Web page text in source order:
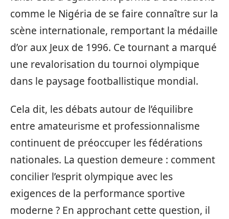
comme le Nigéria de se faire connaître sur la
scène internationale, remportant la médaille
d’or aux Jeux de 1996. Ce tournant a marqué
une revalorisation du tournoi olympique
dans le paysage footballistique mondial.
Cela dit, les débats autour de l’équilibre
entre amateurisme et professionnalisme
continuent de préoccuper les fédérations
nationales. La question demeure : comment
concilier l’esprit olympique avec les
exigences de la performance sportive
moderne ? En approchant cette question, il